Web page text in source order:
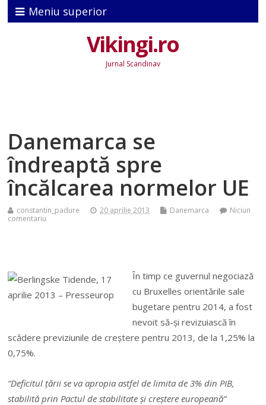
Meniu superior
Vikingi.ro
Jurnal Scandinav
Danemarca se
îndreaptă spre
încălcarea normelor UE
constantin_padure 20 aprilie 2013 Danemarca
Niciun
comentariu
În timp ce guvernul negociază
cu Bruxelles orientările sale
bugetare pentru 2014, a fost
nevoit să-şi revizuiască în
scădere previziunile de creştere pentru 2013, de la 1,25% la
0,75%.
“Deficitul ţării se va apropia astfel de limita de 3% din PIB,
stabilită prin Pactul de stabilitate și creștere europeană”